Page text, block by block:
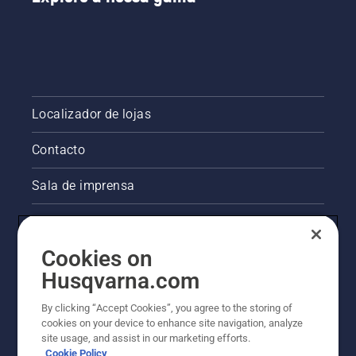
Localizador de lojas
Contacto
Sala de imprensa
Outros websites da Husqvarna
A abordagem da Husqvarna à sustentabilidade
Cookies on
Husqvarna.com
By clicking “Accept Cookies”, you agree to the storing of
cookies on your device to enhance site navigation, analyze
site usage, and assist in our marketing efforts.
Cookie Policy